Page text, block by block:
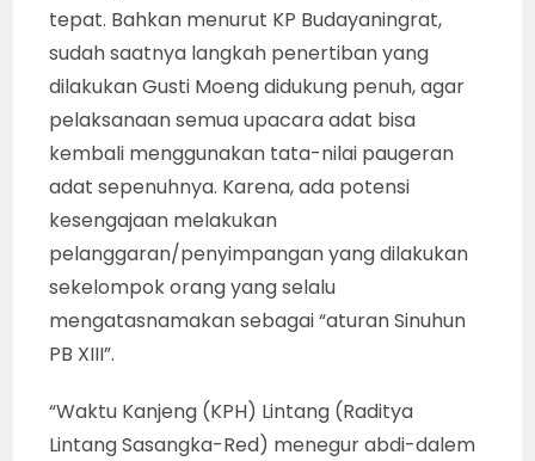
tepat. Bahkan menurut KP Budayaningrat,
sudah saatnya langkah penertiban yang
dilakukan Gusti Moeng didukung penuh, agar
pelaksanaan semua upacara adat bisa
kembali menggunakan tata-nilai paugeran
adat sepenuhnya. Karena, ada potensi
kesengajaan melakukan
pelanggaran/penyimpangan yang dilakukan
sekelompok orang yang selalu
mengatasnamakan sebagai “aturan Sinuhun
PB XIII”.
“Waktu Kanjeng (KPH) Lintang (Raditya
Lintang Sasangka-Red) menegur abdi-dalem